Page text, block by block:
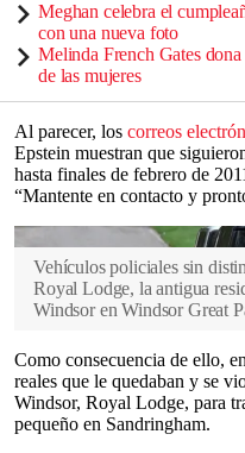
Meghan celebra el
con una nueva foto
Melinda French Gates
de las mujeres
Al parecer, los correos
Epstein muestran que
hasta finales de febrero de
“Mantente en contacto y
Vehículos policiales sin
Royal Lodge, la antigua
Windsor en Windsor Great
Como consecuencia de ello,
reales que le quedaban y se
Windsor, Royal Lodge, para
pequeño en Sandringham.